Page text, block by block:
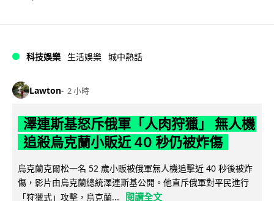
科技娛樂 生活娛樂 城中熱話
Lawton 2 小時
澤連斯基怒斥俄軍「人肉狩獵」 無人機
追殺烏克蘭小販近 40 秒仍被炸傷
烏克蘭克爾松一名 52 歲小販被俄軍無人機追擊近 40 秒後被炸
傷，影片由烏克蘭總統澤連斯基公開。他直斥俄軍對平民進行
「狩獵式」攻擊，烏克蘭...
閱讀全文